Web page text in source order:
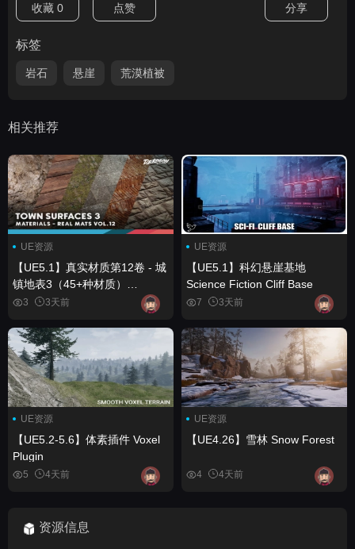
收藏 0 点赞 分享
标签
岩石 悬崖 荒漠植被
相关推荐
UE资源
【UE5.1】真实材质第12卷 - 城
镇地表3（45+种材质）
Realistic Materials VOL.12 -
Materials)
3 3天前
UE资源
【UE5.1】科幻悬崖基地
Science Fiction Cliff Base
7 3天前
UE资源
【UE5.2-5.6】体素插件 Voxel
Plugin
5 4天前
UE资源
【UE4.26】雪林 Snow Forest
4 4天前
资源信息